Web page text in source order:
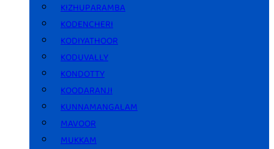
KIZHUPARAMBA
KODENCHERI
KODIYATHOOR
KODUVALLY
KONDOTTY
KOODARANJI
KUNNAMANGALAM
MAVOOR
MUKKAM